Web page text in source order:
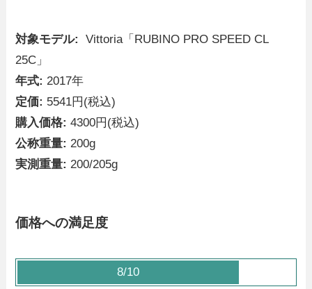
対象モデル:
Vittoria「RUBINO PRO SPEED CL
25C」
年式: 2017年
定価: 5541円(税込)
購入価格: 4300円(税込)
公称重量: 200g
実測重量: 200/205g
価格への満足度
8/10